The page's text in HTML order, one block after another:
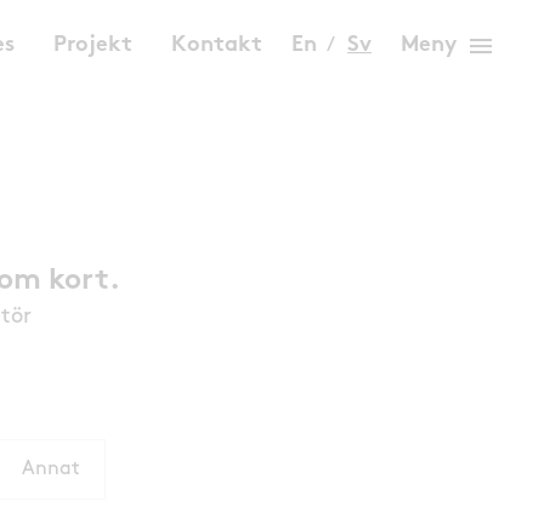
Projekt Kontakt En Sv Meny menu
kort.
Annat